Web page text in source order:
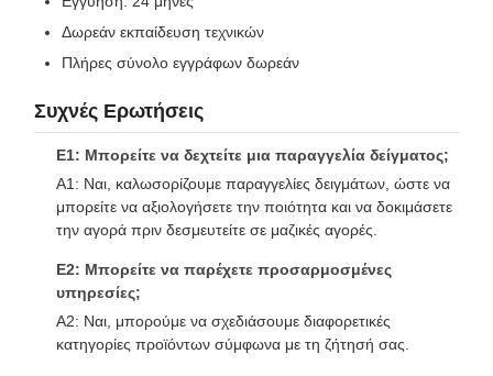
Δωρεάν εκπαίδευση τεχνικών
Πλήρες σύνολο εγγράφων δωρεάν
Συχνές Ερωτήσεις
Ε1: Μπορείτε να δεχτείτε μια παραγγελία δείγματος;
Α1: Ναι, καλωσορίζουμε παραγγελίες δειγμάτων, ώστε να
μπορείτε να αξιολογήσετε την ποιότητα και να δοκιμάσετε
την αγορά πριν δεσμευτείτε σε μαζικές αγορές.
Ε2: Μπορείτε να παρέχετε προσαρμοσμένες
υπηρεσίες;
Α2: Ναι, μπορούμε να σχεδιάσουμε διαφορετικές
κατηγορίες προϊόντων σύμφωνα με τη ζήτησή σας.